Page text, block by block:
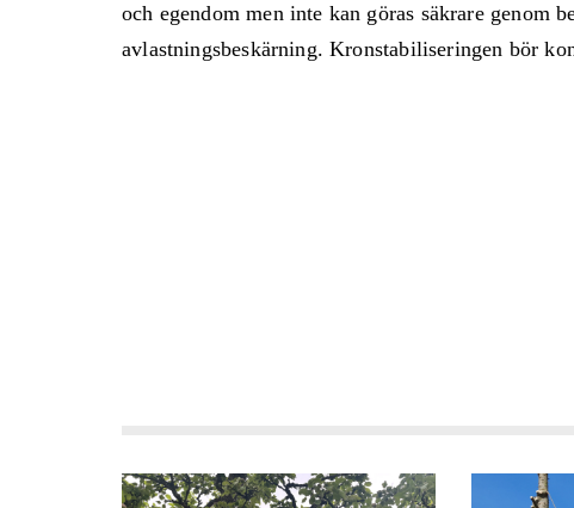
och egendom men inte kan göras säkrare genom
avlastningsbeskärning. Kronstabiliseringen bör